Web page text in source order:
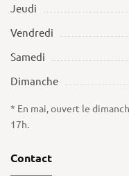
Jeudi
Vendredi
Samedi
Dimanche
* En mai, ouvert le
17h.
Contact